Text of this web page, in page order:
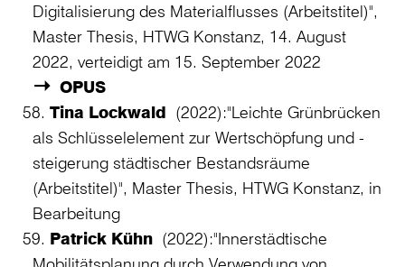
Digitalisierung des Materialflusses (Arbeitstitel)",
Master Thesis, HTWG Konstanz, 14. August
2022, verteidigt am 15. September 2022
OPUS
Tina Lockwald (2022):"Leichte Grünbrücken
als Schlüsselelement zur Wertschöpfung und -
steigerung städtischer Bestandsräume
(Arbeitstitel)", Master Thesis, HTWG Konstanz, in
Bearbeitung
Patrick Kühn (2022):"Innerstädtische